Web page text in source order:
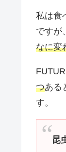
私は食
ですが、
なに変
つある
す。
昆